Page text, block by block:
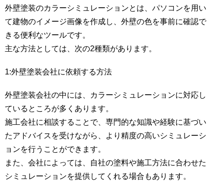
外壁塗装のカラーシミュレーションとは、パソコンを用い
て建物のイメージ画像を作成し、外壁の色を事前に確認で
きる便利なツールです。
主な方法としては、次の2種類があります。
1:外壁塗装会社に依頼する方法
外壁塗装会社の中には、カラーシミュレーションに対応し
ているところが多くあります。
施工会社に相談することで、専門的な知識や経験に基づい
たアドバイスを受けながら、より精度の高いシミュレーシ
ョンを行うことができます。
また、会社によっては、自社の塗料や施工方法に合わせた
シミュレーションを提供してくれる場合もあります。